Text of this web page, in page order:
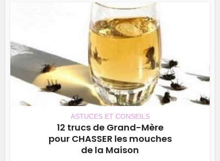
ASTUCES ET CONSEILS
12 trucs de Grand-Mère
pour CHASSER les mouches
de la Maison